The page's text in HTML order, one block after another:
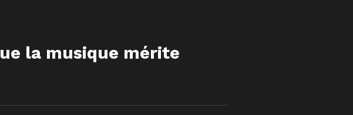
la musique mérite